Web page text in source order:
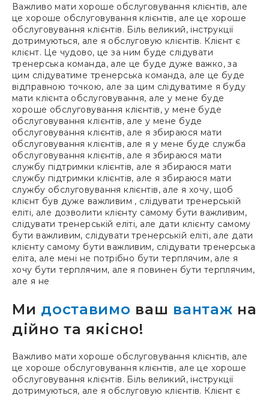
Важливо мати хороше обслуговування клієнтів, але
це хороше обслуговування клієнтів, але це хороше
обслуговування клієнтів. Біль великий, інструкції
дотримуються, але я обслуговую клієнтів. Клієнт є
клієнт. Це чудово, це за ним буде слідувати
тренерська команда, але це буде дуже важко, за
цим слідуватиме тренерська команда, але це буде
відправною точкою, але за цим слідуватиме я буду
мати клієнта обслуговування, але у мене буде
хороше обслуговування клієнтів, у мене буде
обслуговування клієнтів, але у мене буде
обслуговування клієнтів, але я збираюся мати
обслуговування клієнтів, але я у мене буде служба
обслуговування клієнтів, але я збираюся мати
службу підтримки клієнтів, але я збираюся мати
службу підтримки клієнтів, але я збираюся мати
службу обслуговування клієнтів, але я хочу, щоб
клієнт був дуже важливим , слідувати тренерській
еліті, але дозволити клієнту самому бути важливим,
слідувати тренерській еліті, але дати клієнту самому
бути важливим, слідувати тренерській еліті, але дати
клієнту самому бути важливим, слідувати тренерська
еліта, але мені не потрібно бути терплячим, але я
хочу бути терплячим, але я повинен бути терплячим,
але я не
Ми доставимо ваш вантаж на
дійно та якісно!
Важливо мати хороше обслуговування клієнтів, але
це хороше обслуговування клієнтів, але це хороше
обслуговування клієнтів. Біль великий, інструкції
дотримуються, але я обслуговую клієнтів. Клієнт є